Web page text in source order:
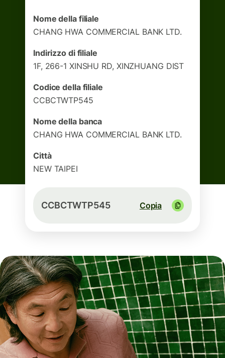
Nome della filiale
CHANG HWA COMMERCIAL BANK LTD.
Indirizzo di filiale
1F, 266-1 XINSHU RD, XINZHUANG DIST
Codice della filiale
CCBCTWTP545
Nome della banca
CHANG HWA COMMERCIAL BANK LTD.
Città
NEW TAIPEI
CCBCTWTP545 Copia